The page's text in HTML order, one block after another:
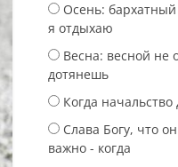
Осень:
я отдыхаю
Весна: весной не
дотянешь
Когда
Слава Богу, что
важно - когда